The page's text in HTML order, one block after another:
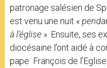
patronage salésien de
est venu une nuit «
à l’église ». Ensuite, ses
diocésaine l’ont aidé à
pape François de